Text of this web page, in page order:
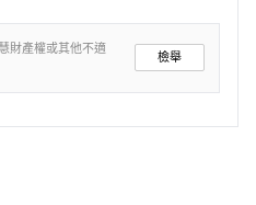
財產權或其他不適
檢舉